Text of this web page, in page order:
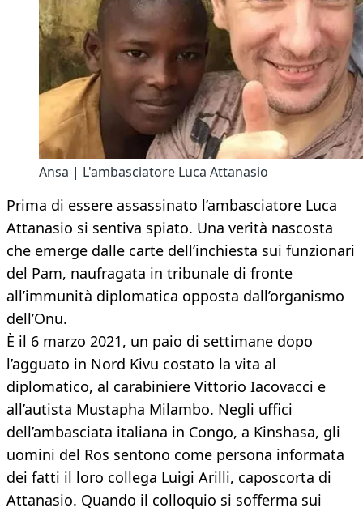
Ansa | L'ambasciatore Luca Attanasio
Prima di essere assassinato l’ambasciatore Luca
Attanasio si sentiva spiato. Una verità nascosta
che emerge dalle carte dell’inchiesta sui funzionari
del Pam, naufragata in tribunale di fronte
all’immunità diplomatica opposta dall’organismo
dell’Onu.
È il 6 marzo 2021, un paio di settimane dopo
l’agguato in Nord Kivu costato la vita al
diplomatico, al carabiniere Vittorio Iacovacci e
all’autista Mustapha Milambo. Negli uffici
dell’ambasciata italiana in Congo, a Kinshasa, gli
uomini del Ros sentono come persona informata
dei fatti il loro collega Luigi Arilli, caposcorta di
Attanasio. Quando il colloquio si sofferma sui